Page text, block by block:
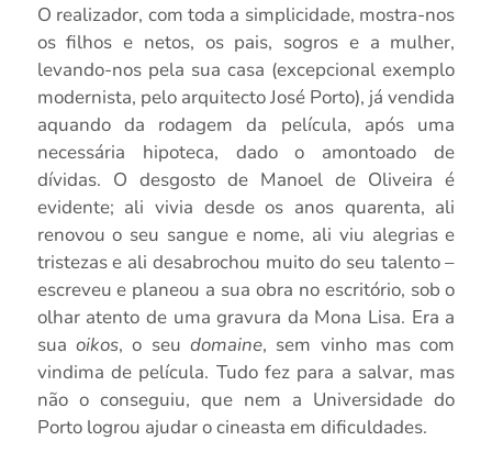
O realizador, com toda a simplicidade, mostra-nos
os filhos e netos, os pais, sogros e a mulher,
levando-nos pela sua casa (excepcional exemplo
modernista, pelo arquitecto José Porto), já vendida
aquando da rodagem da película, após uma
necessária hipoteca, dado o amontoado de
dívidas. O desgosto de Manoel de Oliveira é
evidente; ali vivia desde os anos quarenta, ali
renovou o seu sangue e nome, ali viu alegrias e
tristezas e ali desabrochou muito do seu talento –
escreveu e planeou a sua obra no escritório, sob o
olhar atento de uma gravura da Mona Lisa. Era a
sua oikos, o seudomaine, sem vinho mas com
vindima de película. Tudo fez para a salvar, mas
não o conseguiu, que nem a Universidade do
Porto logrou ajudar o cineasta em dificuldades.